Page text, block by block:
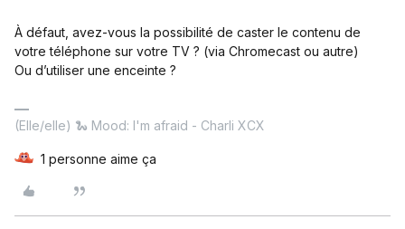
À défaut, avez-vous la possibilité de caster le contenu de
votre téléphone sur votre TV ? (via Chromecast ou autre)
Ou d’utiliser une enceinte ?
(Elle/elle) 🐍 Mood: I'm afraid - Charli XCX
1 personne aime ça